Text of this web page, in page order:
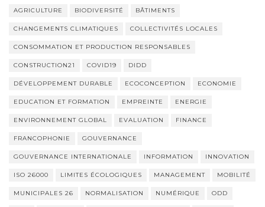
AGRICULTURE BIODIVERSITÉ BÂTIMENTS
CHANGEMENTS CLIMATIQUES COLLECTIVITÉS LOCALES
CONSOMMATION ET PRODUCTION RESPONSABLES
CONSTRUCTION21 COVID19 DIDD
DÉVELOPPEMENT DURABLE ECOCONCEPTION ECONOMIE
EDUCATION ET FORMATION EMPREINTE ENERGIE
ENVIRONNEMENT GLOBAL EVALUATION FINANCE
FRANCOPHONIE GOUVERNANCE
GOUVERNANCE INTERNATIONALE INFORMATION INNOVATION
ISO 26000 LIMITES ÉCOLOGIQUES MANAGEMENT MOBILITÉ
MUNICIPALES 26 NORMALISATION NUMÉRIQUE ODD